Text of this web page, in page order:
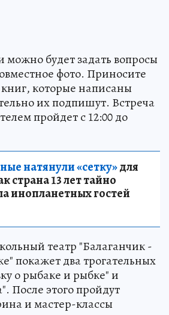
можно будет задать вопросы
фото. Приносите
которые написаны
их подпишут. Встреча
пройдет с 12:00 до
натянули «сетку»для
страна 13 лет тайно
инопланетных гостей
театр "Балаганчик -
покажет два трогательных
о рыбаке и рыбке" и
После этого пройдут
и мастер-классы